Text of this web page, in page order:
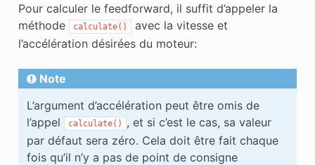
Pour calculer le feedforward, il suffit d’appeler la
méthode
calculate()
avec la vitesse et
l’accélération désirées du moteur:
Note
L’argument d’accélération peut être omis de
l’appel
calculate()
, et si c’est le cas, sa valeur
par défaut sera zéro. Cela doit être fait chaque
fois qu’il n’y a pas de point de consigne